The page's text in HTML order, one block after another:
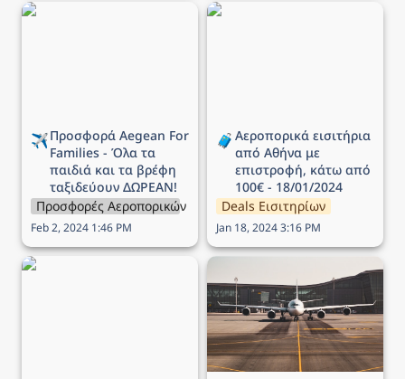
Προσφορά Aegean For
✈️Προσφορά Aegean For
Families - Όλα τα
παιδιά και τα βρέφη
ταξιδεύουν ΔΩΡΕΑΝ!
Προσφορές Αεροπορικών Εταιρειών
Feb 2, 2024 1:46 PM
Αεροπορικά εισιτήρια
🧳 Αεροπορικά εισιτήρια
από Αθήνα με
επιστροφή, κάτω από
100€ - 18/01/2024
Deals Εισιτηρίων
Jan 18, 2024 3:16 PM
Προσφορά Aegean -
Αεροπορικά εισιτήρια -
Deals 04/01/2024